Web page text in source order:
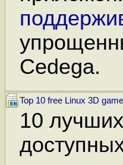
Cedega.
Top 10 free Linux 3D
10